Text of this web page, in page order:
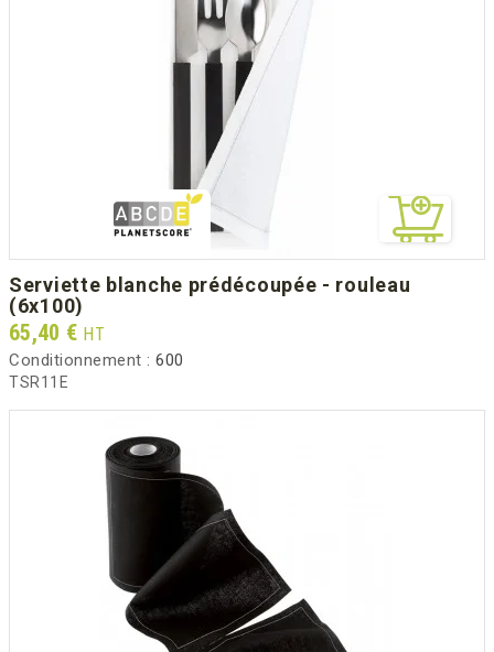
serviette blanche prédécoupée - rouleau
(6x100)
Prix
65,40 € HT
Conditionnement : 600
TSR11E